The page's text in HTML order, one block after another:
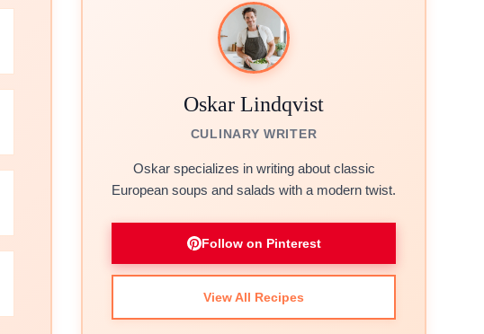
Oskar Lindqvist
CULINARY WRITER
Oskar specializes in writing about classic
European soups and salads with a modern twist.
Follow on Pinterest
View All Recipes